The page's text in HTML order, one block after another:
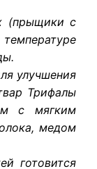
(прыщики с
улучшения
Трифалы
с мягким
медом
готовится